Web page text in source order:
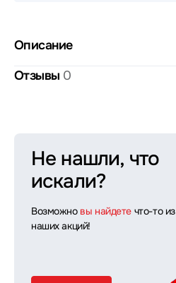
Описание
Отзывы 0
Не нашли, что
искали?
Возможно вы найдете что-то из
наших акций!